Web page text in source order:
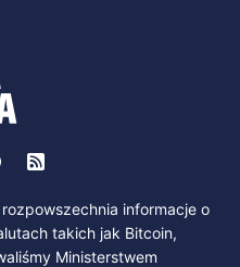
informacje o
takich jak Bitcoin,
Ministerstwem